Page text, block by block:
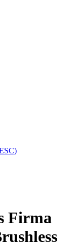
Firma